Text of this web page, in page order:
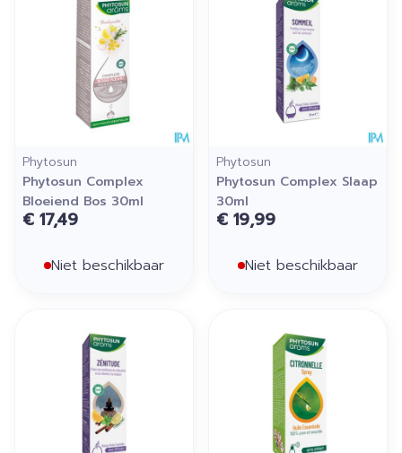
Phytosun
Phytosun Complex
Bloeiend Bos 30ml
€ 17,49
Niet beschikbaar
Phytosun
Phytosun Complex Slaap
30ml
€ 19,99
Niet beschikbaar